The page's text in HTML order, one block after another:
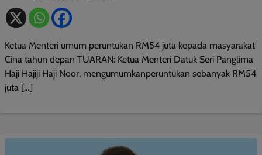
Ketua Menteri umum peruntukan RM54 juta kepada masyarakat
Cina tahun depan TUARAN: Ketua Menteri Datuk Seri Panglima
Haji Hajiji Haji Noor, mengumumkanperuntukan sebanyak RM54
juta […]